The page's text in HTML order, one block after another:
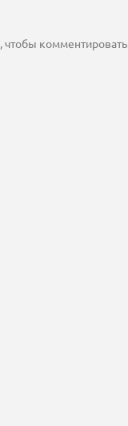
, чтобы комментировать